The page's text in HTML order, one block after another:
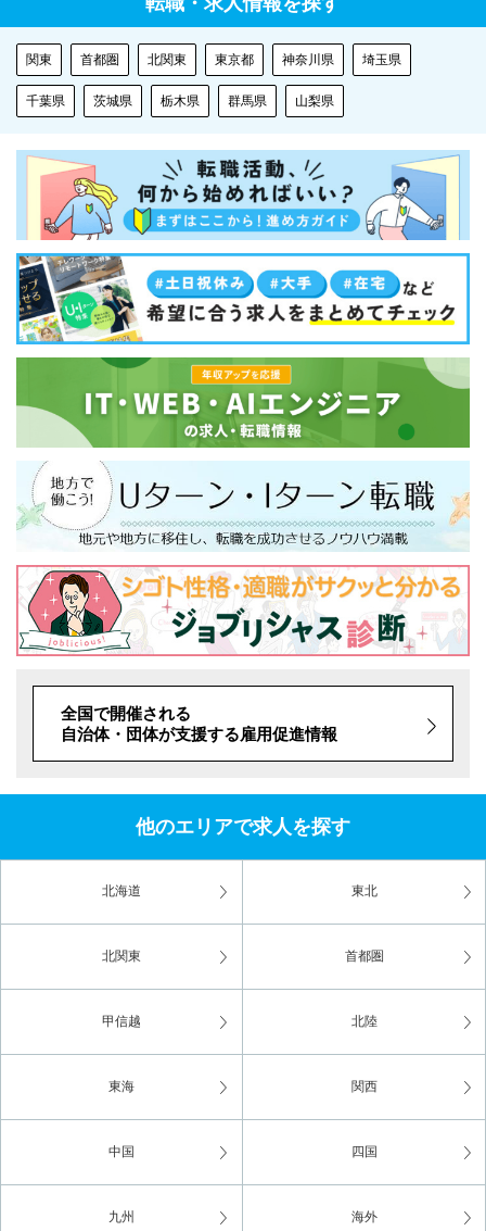
関東 首都圏 北関東 東京都 神奈川県 埼玉県
千葉県 茨城県 栃木県 群馬県 山梨県
全国で開催される
自治体・団体が支援する雇用促進情報
他のエリアで求人を探す
北海道 東北
北関東 首都圏
甲信越 北陸
東海 関西
中国 四国
九州 海外